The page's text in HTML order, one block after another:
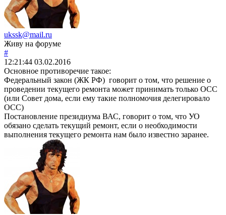
ukssk@mail.ru
Живу на форуме
#
12:21:44 03.02.2016
Основное противоречие такое:
Федеральный закон (ЖК РФ) говорит о том, что решение о
проведении текущего ремонта может принимать только ОСС
(или Совет дома, если ему такие полномочия делегировало
ОСС)
Постановление президиума ВАС, говорит о том, что УО
обязано сделать текущий ремонт, если о необходимости
выполнения текущего ремонта нам было известно заранее.